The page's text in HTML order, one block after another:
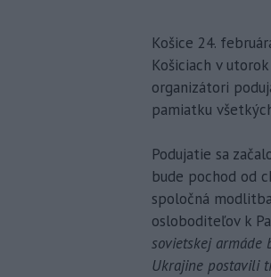
Košice 24.
Košiciach v
organizátori
pamiatku
Podujatie sa
bude pochod od
spoločná
osloboditeľov k
sovietskej armáde
Ukrajine postavili